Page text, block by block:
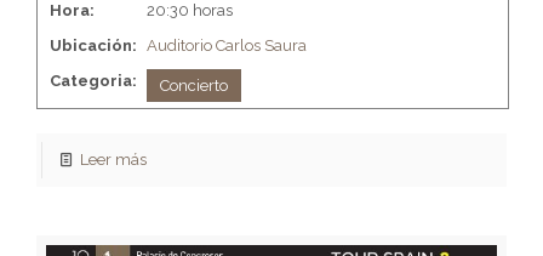
Hora:
20:30 horas
Ubicación: Auditorio Carlos Saura
Categoria:
Concierto
Leer más